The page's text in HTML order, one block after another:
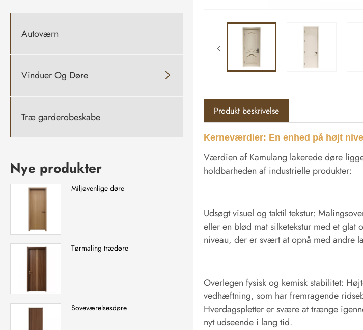
Autoværn
Vinduer Og Døre 
Træ garderobeskabe
Nye produkter
Miljøvenlige døre
Tørmaling trædøre
Soveværelsesdøre
Produkt beskrivelse
Kerneværdier: En enhed på højt
Værdien af ​​Kamulang lakerede døre
holdbarheden af ​​industrielle produkter:
Udsøgt visuel og taktil tekstur:
eller en blød mat silketekstur med et
niveau, der er svært at opnå med andre
Overlegen fysisk og kemisk stabilitet:
vedhæftning, som har fremragende
Hverdagspletter er svære at trænge
nyt udseende i lang tid.